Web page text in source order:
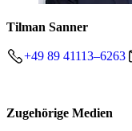
Tilman Sanner
+49 89 41113–6263
Zugehörige Medien